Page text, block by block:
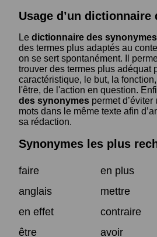
Usage d’un dictionnaire
Le dictionnaire des synonymes
des termes plus adaptés au
on se sert spontanément. Il
trouver des termes plus adéquat
caractéristique, le but, la
l'être, de l'action en question.
des synonymes permet
mots dans le même texte afin
sa rédaction.
Synonymes les plus
faire
en plus
anglais
mettre
en effet
contraire
être
avoir